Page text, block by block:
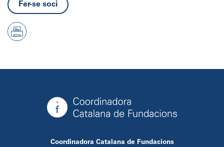
Fer-se soci
Coordinadora Catalana de Fundacions